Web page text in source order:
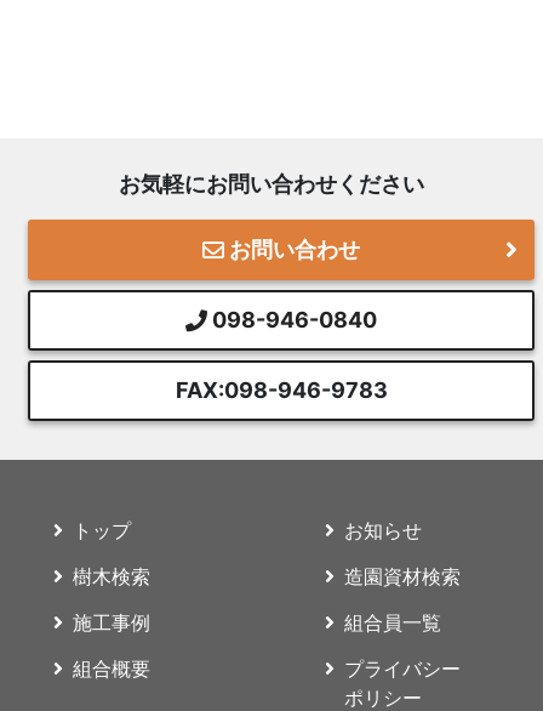
お気軽にお問い合わせください
お問い合わせ
098-946-0840
FAX:098-946-9783
トップ
お知らせ
樹木検索
造園資材検索
施工事例
組合員一覧
組合概要
プライバシー
ポリシー